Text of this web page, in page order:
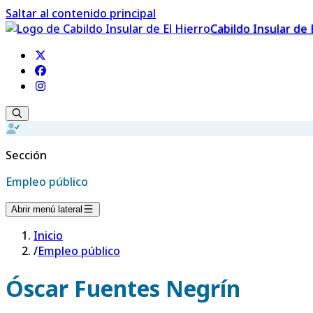
Saltar al contenido principal
Cabildo Insular de
Sección
Empleo público
Abrir menú lateral
Inicio
/Empleo público
Óscar Fuentes Negrín